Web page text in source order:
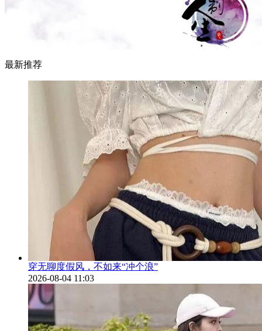
最新推荐
穿无聊度假风，不如来“冲个浪”
2026-08-04 11:03